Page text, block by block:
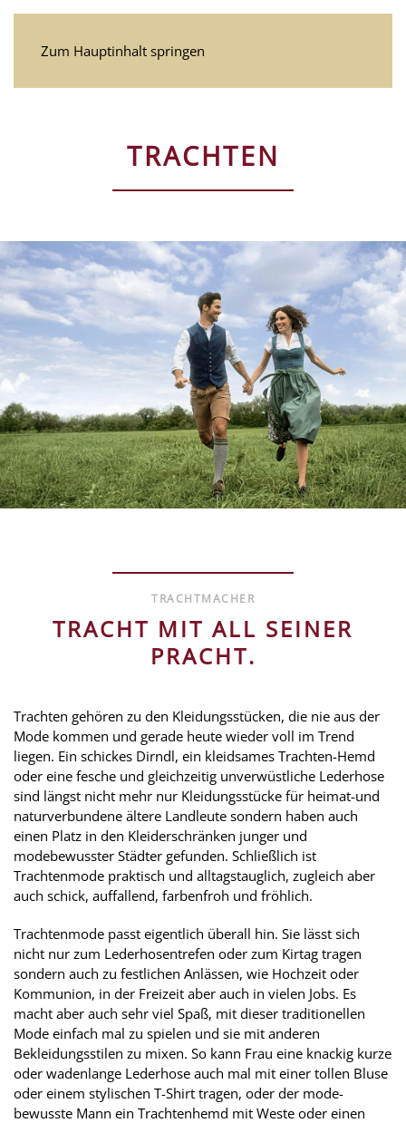
Zum Hauptinhalt springen
TRACHTEN
TRACHTMACHER
TRACHT MIT ALL SEINER
PRACHT.
Trachten gehören zu den Kleidungsstücken, die nie aus der
Mode kommen und gerade heute wieder voll im Trend
liegen. Ein schickes Dirndl, ein kleidsames Trachten-Hemd
oder eine fesche und gleichzeitig unverwüstliche Lederhose
sind längst nicht mehr nur Kleidungsstücke für heimat-und
naturverbundene ältere Landleute sondern haben auch
einen Platz in den Kleiderschränken junger und
modebewusster Städter gefunden. Schließlich ist
Trachtenmode praktisch und alltagstauglich, zugleich aber
auch schick, auffallend, farbenfroh und fröhlich.
Trachtenmode passt eigentlich überall hin. Sie lässt sich
nicht nur zum Lederhosentrefen oder zum Kirtag tragen
sondern auch zu festlichen Anlässen, wie Hochzeit oder
Kommunion, in der Freizeit aber auch in vielen Jobs. Es
macht aber auch sehr viel Spaß, mit dieser traditionellen
Mode einfach mal zu spielen und sie mit anderen
Bekleidungsstilen zu mixen. So kann Frau eine knackig kurze
oder wadenlange Lederhose auch mal mit einer tollen Bluse
oder einem stylischen T-Shirt tragen, oder der mode-
bewusste Mann ein Trachtenhemd mit Weste oder einen